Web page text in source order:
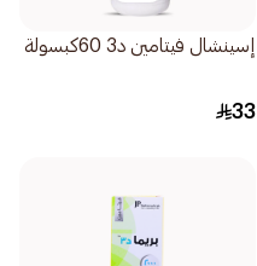
إسينشال فيتامين د3 60كبسولة
33